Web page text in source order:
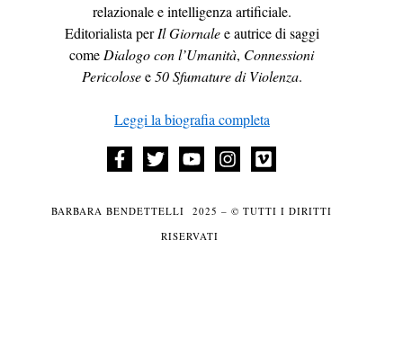
relazionale e intelligenza artificiale.
Editorialista perIl Giornalee autrice di saggi
come Dialogo con l’Umanità, Connessioni
Pericolosee50 Sfumature di Violenza.
Leggi la biografia completa
BARBARA BENDETTELLI 2025 – © TUTTI I DIRITTI
RISERVATI